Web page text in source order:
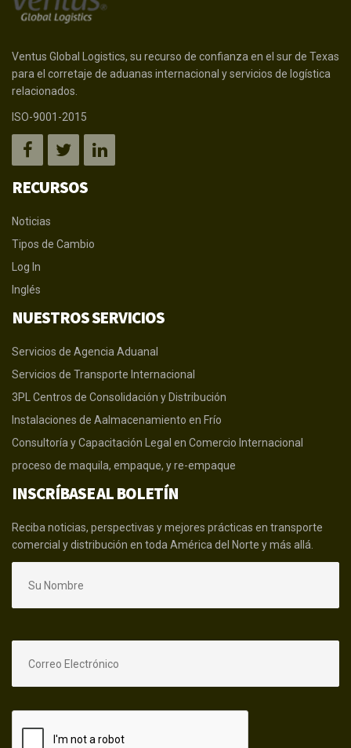
Ventus Global Logistics, su recurso de confianza en el sur de Texas
para el corretaje de aduanas internacional y servicios de logística
relacionados.
ISO-9001-2015
RECURSOS
Noticias
Tipos de Cambio
Log In
Inglés
NUESTROS SERVICIOS
Servicios de Agencia Aduanal
Servicios de Transporte Internacional
3PL Centros de Consolidación y Distribución
Instalaciones de Aalmacenamiento en Frío
Consultoría y Capacitación Legal en Comercio Internacional
proceso de maquila, empaque, y re-empaque
INSCRÍBASE AL BOLETÍN
Reciba noticias, perspectivas y mejores prácticas en transporte
comercial y distribución en toda América del Norte y más allá.